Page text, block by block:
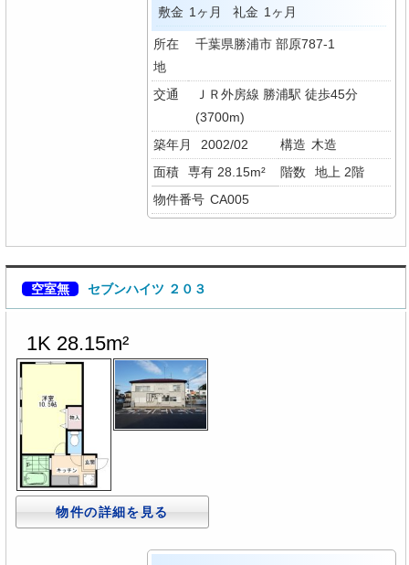
敷金 1ヶ月 礼金 1ヶ月
所在
地
千葉県勝浦市 部原787-1
交通
ＪＲ外房線 勝浦駅 徒歩45分
(3700m)
築年月
2002/02 構造 木造
面積
専有 28.15m² 階数
地上 2階
物件番号 CA005
空室無 セブンハイツ ２０３
1K 28.15m²
物件の詳細を見る